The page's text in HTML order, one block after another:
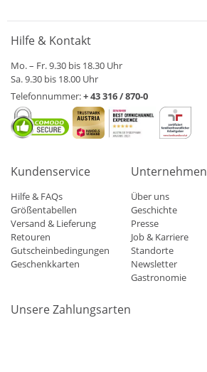
Hilfe & Kontakt
Mo. – Fr. 9.30 bis 18.30 Uhr
Sa. 9.30 bis 18.00 Uhr
Telefonnummer:+ 43 316 / 870-0
Kundenservice
Hilfe & FAQs
Größentabellen
Versand & Lieferung
Retouren
Gutscheinbedingungen
Geschenkkarten
Unternehmen
Über uns
Geschichte
Presse
Job & Karriere
Standorte
Newsletter
Gastronomie
Unsere Zahlungsarten